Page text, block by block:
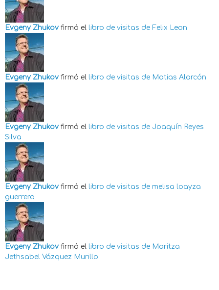
Evgeny Zhukov firmó el libro de visitas de Felix Leon
Evgeny Zhukov firmó el libro de visitas de Matias Alarcón
Evgeny Zhukov firmó el libro de visitas de Joaquín Reyes
Silva
Evgeny Zhukov firmó el libro de visitas de melisa loayza
guerrero
Evgeny Zhukov firmó el libro de visitas de Maritza
Jethsabel Vázquez Murillo